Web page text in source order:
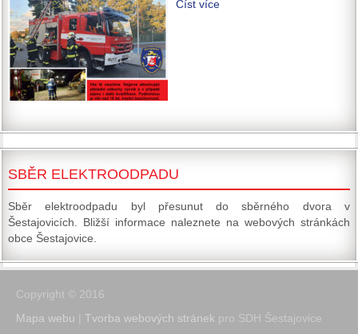
Číst více
SBĚR ELEKTROODPADU
Sběr elektroodpadu byl přesunut do sběrného dvora v
Šestajovicích. Bližší informace naleznete na webových stránkách
obce Šestajovice.
Copyright © 2016
Mapa webu
Tvorba webových stránek pro SDH Šestajovice